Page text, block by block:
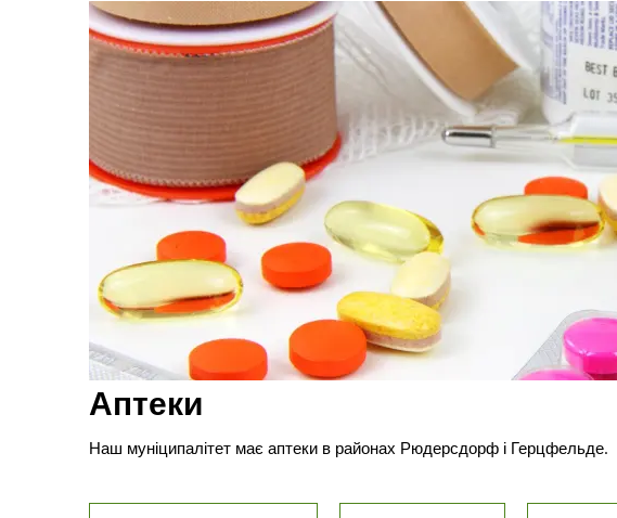
Аптеки
Аптеки
Наш муніципалітет має аптеки в районах Рюдерсдорф і Герцфельде.